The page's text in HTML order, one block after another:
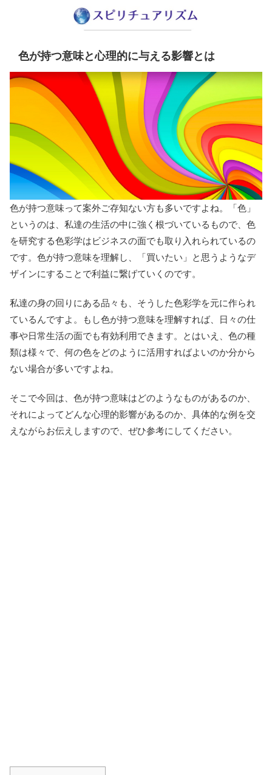
色が持つ意味と心理的に与える影響とは
色が持つ意味って案外ご存知ない方も多いですよね。「色」
というのは、私達の生活の中に強く根づいているもので、色
を研究する色彩学はビジネスの面でも取り入れられているの
です。色が持つ意味を理解し、「買いたい」と思うようなデ
ザインにすることで利益に繋げていくのです。
私達の身の回りにある品々も、そうした色彩学を元に作られ
ているんですよ。もし色が持つ意味を理解すれば、日々の仕
事や日常生活の面でも有効利用できます。とはいえ、色の種
類は様々で、何の色をどのように活用すればよいのか分から
ない場合が多いですよね。
そこで今回は、色が持つ意味はどのようなものがあるのか、
それによってどんな心理的影響があるのか、具体的な例を交
えながらお伝えしますので、ぜひ参考にしてください。